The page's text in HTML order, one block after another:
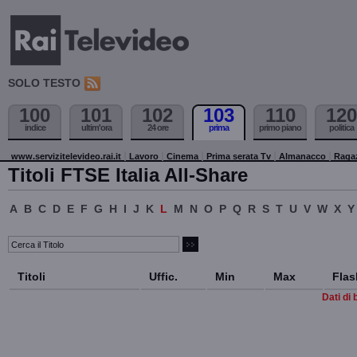
SOLO TESTO
100
indice
101
ultim'ora
102
24 ore
103
prima
110
primo piano
120
politica
www.servizitelevideo.rai.it Lavoro Cinema Prima serata Tv Almanacco
Titoli FTSE Italia All-Share
A B C D E F G H I J K L M N O P Q R S T U V W X Y
Titoli Uffic. Min Max
Dati di